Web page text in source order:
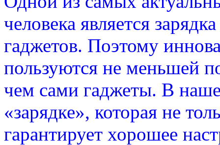
человека является
гаджетов. Поэтому
пользуются не меньшей
чем сами гаджеты. В
«зарядке», которая не
гарантирует хорошее